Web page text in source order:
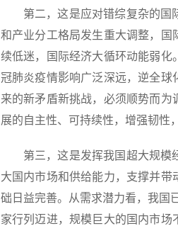
第二，这是应对错综复杂的国
和产业分工格局发生重大调整，国
续低迷，国际经济大循环动能弱
冠肺炎疫情影响广泛深远，逆全
来的新矛盾新挑战，必须顺势而
展的自主性、可持续性，增强韧性
第三，这是发挥我国超大规模
大国内市场和供给能力，支撑并
础日益完善。从需求潜力看，我国
家行列迈进，规模巨大的国内市